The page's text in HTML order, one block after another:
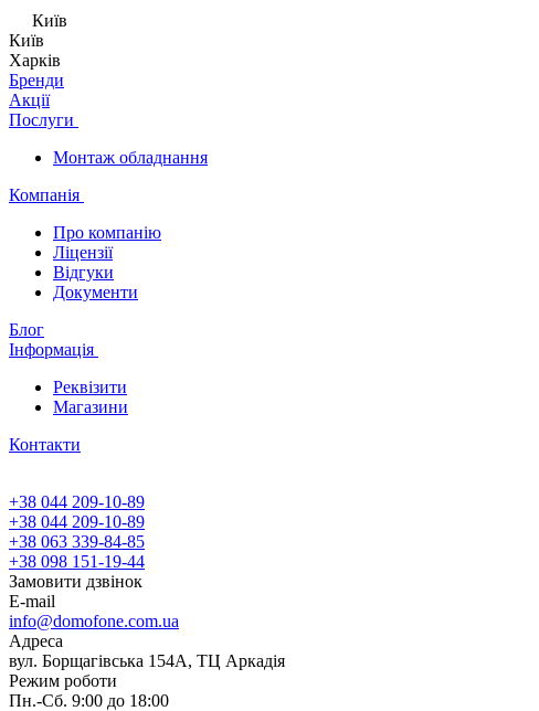
Київ
Київ
Харків
Бренди
Акції
Послуги
Монтаж обладнання
Компанія
Про компанію
Ліцензії
Відгуки
Документи
Блог
Інформація
Реквізити
Магазини
Контакти
+38 044 209-10-89
+38 044 209-10-89
+38 063 339-84-85
+38 098 151-19-44
Замовити дзвінок
E-mail
info@domofone.com.ua
Адреса
вул. Борщагівська 154А, ТЦ Аркадія
Режим роботи
Пн.-Сб. 9:00 до 18:00